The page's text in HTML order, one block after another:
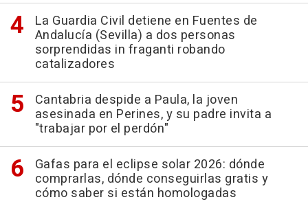
La Guardia Civil detiene en Fuentes de
Andalucía (Sevilla) a dos personas
sorprendidas in fraganti robando
catalizadores
Cantabria despide a Paula, la joven
asesinada en Perines, y su padre invita a
"trabajar por el perdón"
Gafas para el eclipse solar 2026: dónde
comprarlas, dónde conseguirlas gratis y
cómo saber si están homologadas